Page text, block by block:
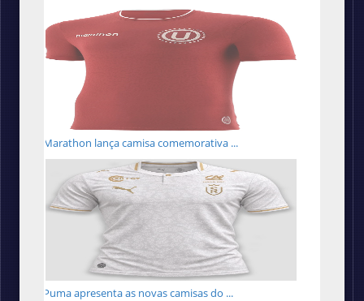
Marathon lança camisa comemorativa ...
Puma apresenta as novas camisas do ...